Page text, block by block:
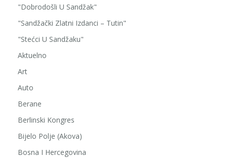
"Dobrodošli U Sandžak"
"Sandžački Zlatni Izdanci – Tutin"
"Stećci U Sandžaku"
Aktuelno
Art
Auto
Berane
Berlinski Kongres
Bijelo Polje (Akova)
Bosna I Hercegovina